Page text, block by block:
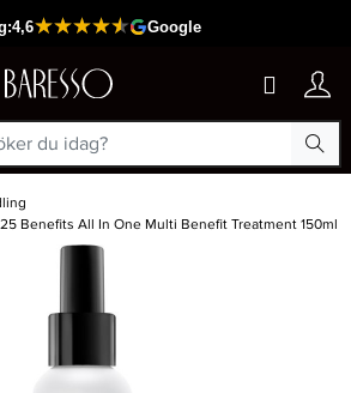
Benefits All In One Multi Benefit Treatment 150ml
din varukorg